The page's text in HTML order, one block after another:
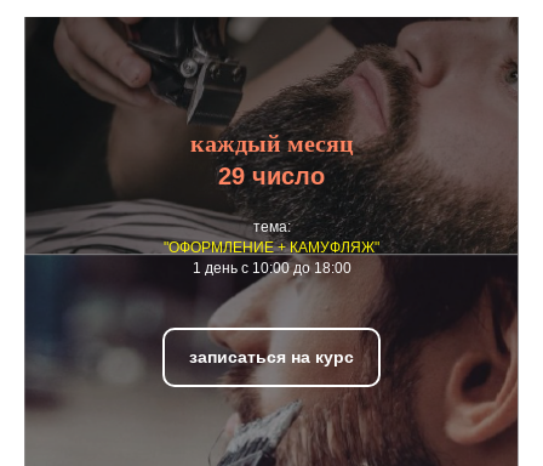
каждый месяц
29 число
тема:
"ОФОРМЛЕНИЕ + КАМУФЛЯЖ"
1 день с 10:00 до 18:00
записаться на курс